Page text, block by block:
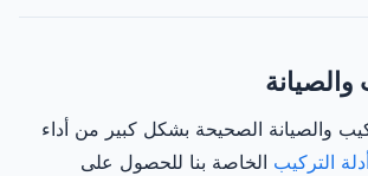
والصيانة
والصيانة الصحيحة بشكل كبير من أداء
أدلة التركيب الخاصة بنا للحصول على